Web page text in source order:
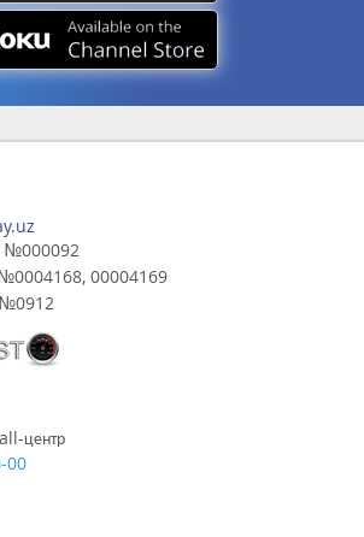
№000092
00004169
№0912
центр
00